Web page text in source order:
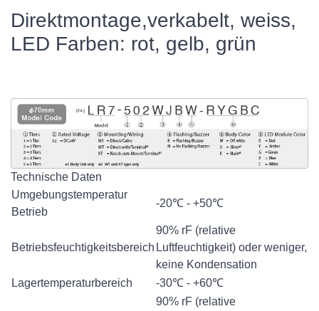
Direktmontage,verkabelt, weiss,
LED Farben: rot, gelb, grün
Technische Daten
Umgebungstemperatur
Betrieb
-20℃ - +50℃
Betriebsfeuchtigkeitsbereich
90% rF (relative
Luftfeuchtigkeit) oder weniger,
keine Kondensation
Lagertemperaturbereich
-30℃ - +60℃
90% rF (relative